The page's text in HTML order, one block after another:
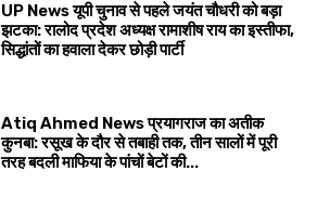
UP News यूपी चुनाव से पहले जयंत चौधरी को बड़ा
झटका: रालोद प्रदेश अध्यक्ष रामाशीष राय का इस्तीफा,
सिद्धांतों का हवाला देकर छोड़ी पार्टी
Atiq Ahmed News प्रयागराज का अतीक
कुनबा: रसूख के दौर से तबाही तक, तीन सालों में पूरी
तरह बदली माफिया के पांचों बेटों की...